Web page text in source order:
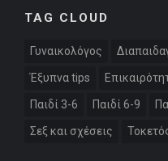
TAG CLOUD
Γυναικολόγος
Έξυπνα tips
Παιδί 3-6 Παιδί 6-9
Σεξ και σχέσεις